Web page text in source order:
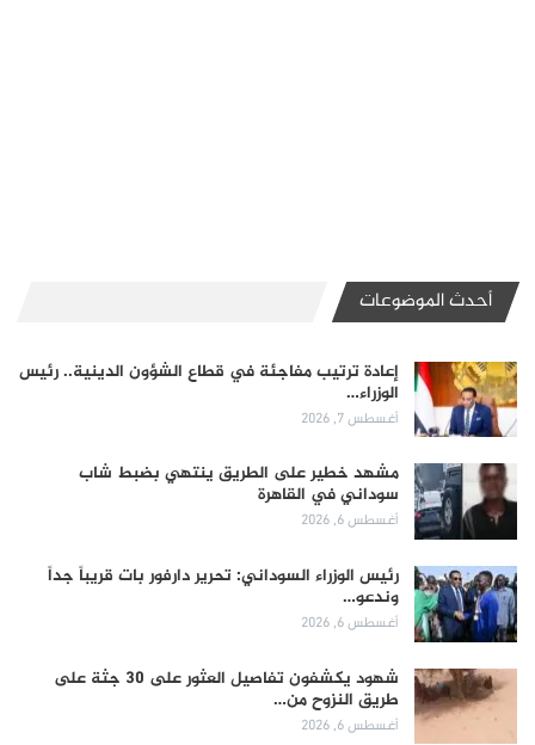
أحدث الموضوعات
إعادة ترتيب مفاجئة في قطاع الشؤون الدينية.. رئيس
الوزراء…
أغسطس 7, 2026
مشهد خطير على الطريق ينتهي بضبط شاب
سوداني في القاهرة
أغسطس 6, 2026
رئيس الوزراء السوداني: تحرير دارفور بات قريباً جداً
وندعو…
أغسطس 6, 2026
شهود يكشفون تفاصيل العثور على 30 جثة على
طريق النزوح من…
أغسطس 6, 2026